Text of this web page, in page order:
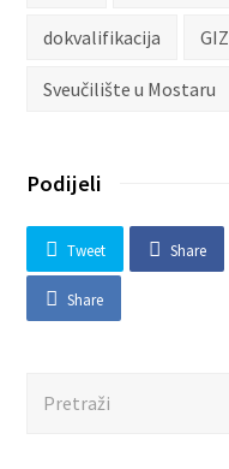
dokvalifikacija GIZ
Sveučilište u Mostaru
Podijeli
Tweet Share
Share